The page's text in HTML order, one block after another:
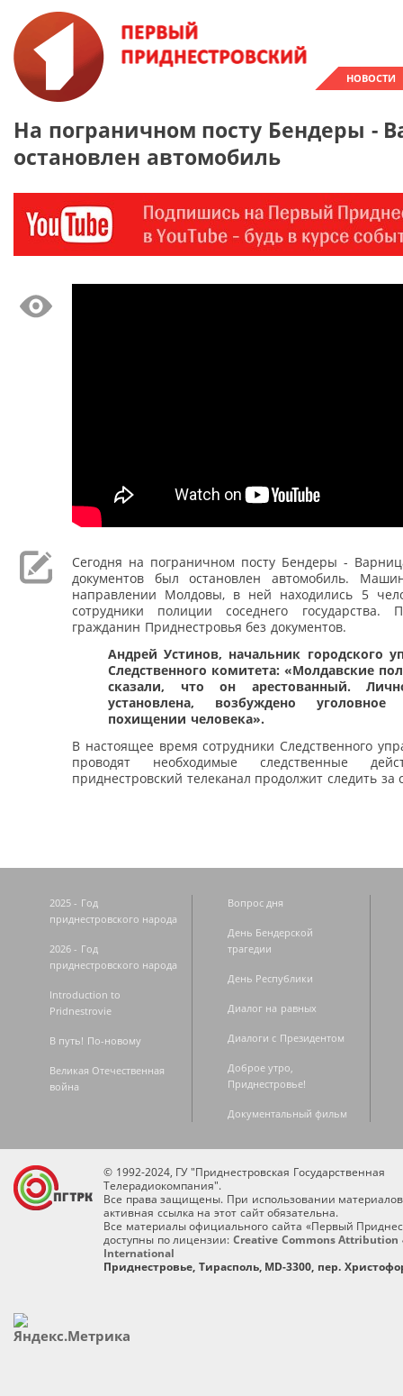
НОВОСТИ
На пограничном посту Бендеры -
остановлен автомобиль
Сегодня на пограничном посту Бендеры -
документов был остановлен автомобиль.
направлении Молдовы, в ней находились 5
сотрудники полиции соседнего государства.
гражданин Приднестровья без документов.
Андрей Устинов, начальник городского
Следственного комитета: «Молдавские
сказали, что он арестованный.
установлена, возбуждено
похищении человека».
В настоящее время сотрудники Следственного
проводят необходимые следственные
приднестровский телеканал продолжит следить за
2025 - Год
приднестровского народа
2026 - Год
приднестровского народа
Introduction to
Pridnestrovie
В путь! По-новому
Великая Отечественная
война
Вопрос дня
День Бендерской
трагедии
День Республики
Диалог на равных
Диалоги с Президентом
Доброе утро,
Приднестровье!
Документальный фильм
© 1992-2024, ГУ "Приднестровская Государственная
Телерадиокомпания".
Все права защищены. При использовании
активная ссылка на этот сайт обязательна.
Все материалы официального сайта «Первый
доступны по лицензии: Creative Commons Attribution
International
Приднестровье, Тирасполь, MD-3300, пер.